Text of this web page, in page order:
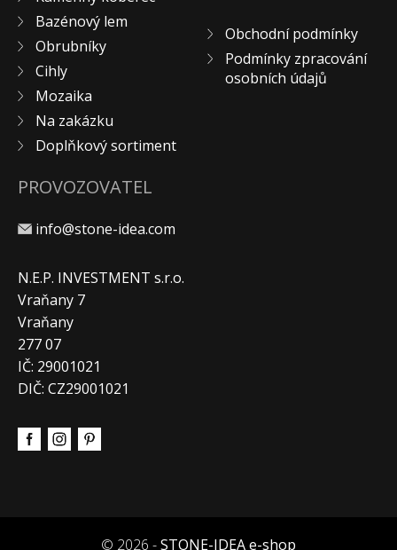
Bazénový lem
Obrubníky
Cihly
Mozaika
Na zakázku
Doplňkový sortiment
Obchodní podmínky
Podmínky zpracování
osobních údajů
PROVOZOVATEL
info@stone-idea.com
N.E.P. INVESTMENT s.r.o.
Vraňany 7
Vraňany
277 07
IČ: 29001021
DIČ: CZ29001021
© 2026 -STONE-IDEA e-shop